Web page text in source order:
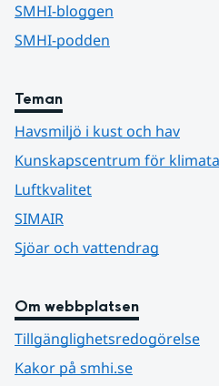
SMHI-bloggen
SMHI-podden
Teman
Havsmiljö i kust och hav
Kunskapscentrum för
Luftkvalitet
SIMAIR
Sjöar och vattendrag
Om webbplatsen
Tillgänglighetsredogörelse
Kakor på smhi.se